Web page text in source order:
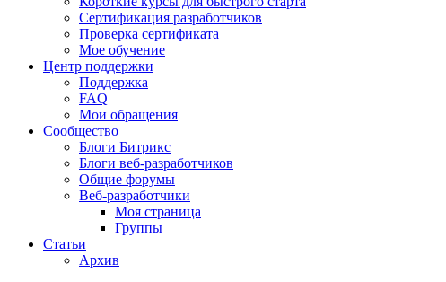
Сертификация разработчиков
Проверка сертификата
Мое обучение
Центр поддержки
Поддержка
FAQ
Мои обращения
Сообщество
Блоги Битрикс
Блоги веб-разработчиков
Общие форумы
Веб-разработчики
Моя страница
Группы
Статьи
Архив